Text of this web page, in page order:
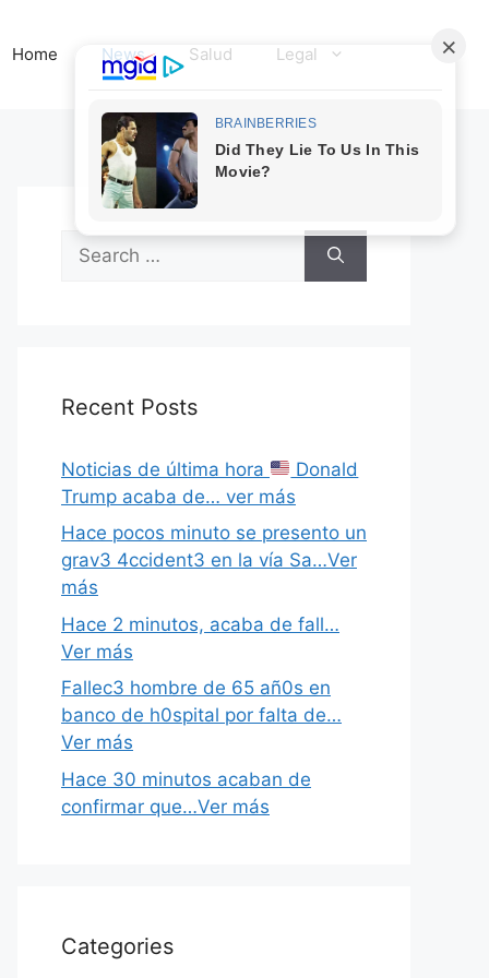
Home News Salud Legal
Search
for:
Recent Posts
Noticias de última hora
Donald
Trump acaba de… ver más
Hace pocos minuto se presento un
grav3 4ccident3 en la vía Sa…Ver
más
Hace 2 minutos, acaba de fall…
Ver más
Fallec3 hombre de 65 añ0s en
banco de h0spital por falta de…
Ver más
Hace 30 minutos acaban de
confirmar que…Ver más
Categories